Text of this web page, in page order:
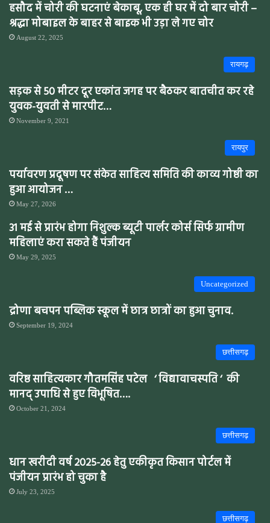
हसौद में चोरी की घटनाएं बेकाबू, एक ही घर में दो बार चोरी –
श्रद्धा मोबाइल के बाहर से बाइक भी उड़ा ले गए चोर
August 22, 2025
रायगढ़
सड़क से 50 मीटर दूर एकांत जगह पर बैठकर बातचीत कर रहे
युवक-युवती से मारपीट…
November 9, 2021
रायपुर
पर्यावरण प्रदूषण पर संकेत साहित्य समिति की काव्य गोष्ठी का
हुआ आयोजन …
May 27, 2026
31 मई से प्रारंभ होगा निशुल्क ब्यूटी पार्लर कोर्स सिर्फ ग्रामीण
महिलाएं करा सकते हैं पंजीयन
May 29, 2025
Uncategorized
द्रोणा बचपन पब्लिक स्कूल में छात्र छात्रों का हुआ चुनाव.
September 19, 2024
छत्तीसगढ़
वरिष्ठ साहित्यकार गौतमसिंह पटेल ‘ विद्यावाचस्पति ‘ की
मानद् उपाधि से हुए विभूषित….
October 21, 2024
छत्तीसगढ़
धान खरीदी वर्ष 2025-26 हेतु एकीकृत किसान पोर्टल में
पंजीयन प्रारंभ हो चुका है
July 23, 2025
छत्तीसगढ़